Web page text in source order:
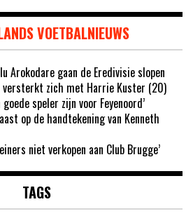
VOETBALNIEUWS
Arokodare gaan de Eredivisie slopen
versterkt zich met Harrie Kuster (20)
goede speler zijn voor Feyenoord’
op de handtekening van Kenneth
niet verkopen aan Club Brugge’
TAGS